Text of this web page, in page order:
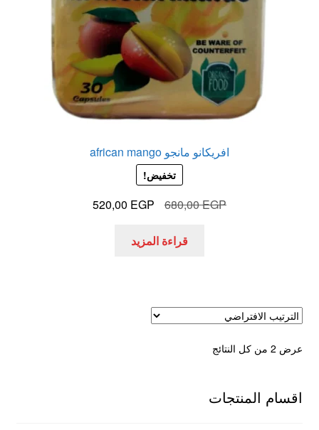
منتجات خاصة بالزوج
منتجات خاصة بالزوجة
منتجات لاثارة الزوجه
افريكانو مانجو african mango
تخفيض!
680,00EGP
السعر
هو:
520,00 EGP
السعر
قراءة المزيد
عرض ⁦2⁩ من كل النتائج
اقسام المنتجات